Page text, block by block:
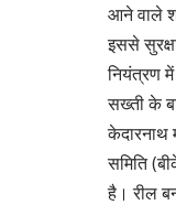
आने वाले
इससे
नियंत्रण में
सख्ती के
केदारनाथ
समिति
है। रील